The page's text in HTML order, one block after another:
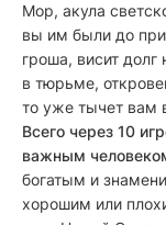
Мор, акула
вы им были до
гроша, висит
в тюрьме,
то уже тычет вам
Всего через 10
важным
богатым и
хорошим или